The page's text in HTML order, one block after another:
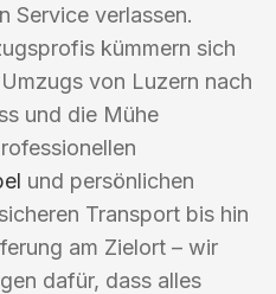
Service verlassen.
kümmern sich
von Luzern nach
und die Mühe
und persönlichen
Transport bis hin
am Zielort – wir
dafür, dass alles